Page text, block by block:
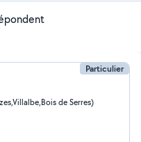
Particulier
de Serres)